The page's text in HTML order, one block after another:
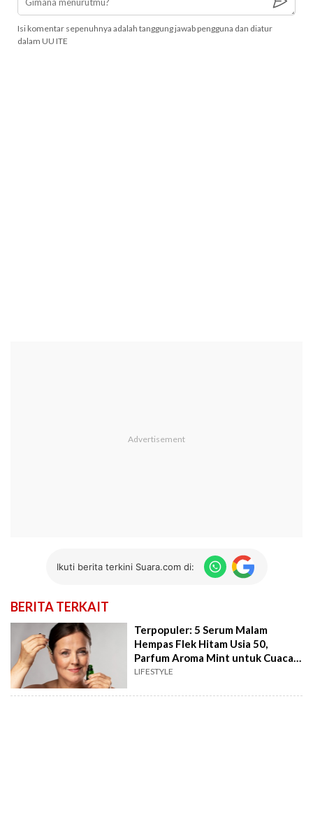
Isi komentar sepenuhnya adalah tanggung jawab pengguna dan diatur
dalam UU ITE
Ikuti berita terkini Suara.com di:
BERITA TERKAIT
Terpopuler: 5 Serum Malam
Hempas Flek Hitam Usia 50,
Parfum Aroma Mint untuk Cuaca
Panas
LIFESTYLE